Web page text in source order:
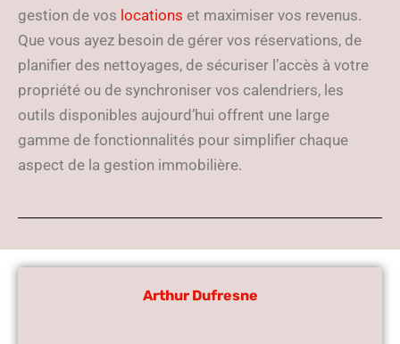
gestion de vos locations et maximiser vos revenus.
Que vous ayez besoin de gérer vos réservations, de
planifier des nettoyages, de sécuriser l’accès à votre
propriété ou de synchroniser vos calendriers, les
outils disponibles aujourd’hui offrent une large
gamme de fonctionnalités pour simplifier chaque
aspect de la gestion immobilière.
Arthur Dufresne